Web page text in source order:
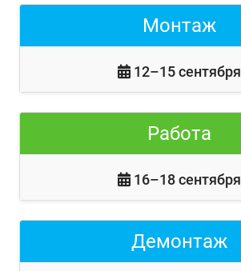
Монтаж
12–15 сентября
Работа
16–18 сентября
Демонтаж